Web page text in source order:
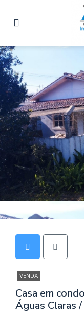
VENDA
Casa em
Águas Claras